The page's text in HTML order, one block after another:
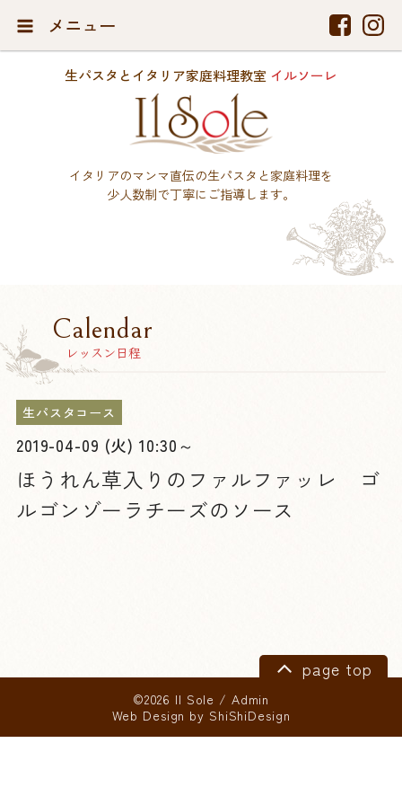
メニュー
生パスタとイタリア家庭料理教室 イルソーレ
イタリアのマンマ直伝の生パスタと家庭料理を
少人数制で丁寧にご指導します。
Calendar
レッスン日程
生パスタコース
2019-04-09 (火) 10:30～
ほうれん草入りのファルファッレ ゴ
ルゴンゾーラチーズのソース
page top
©2026 Il Sole / Admin
Web Design by ShiShiDesign